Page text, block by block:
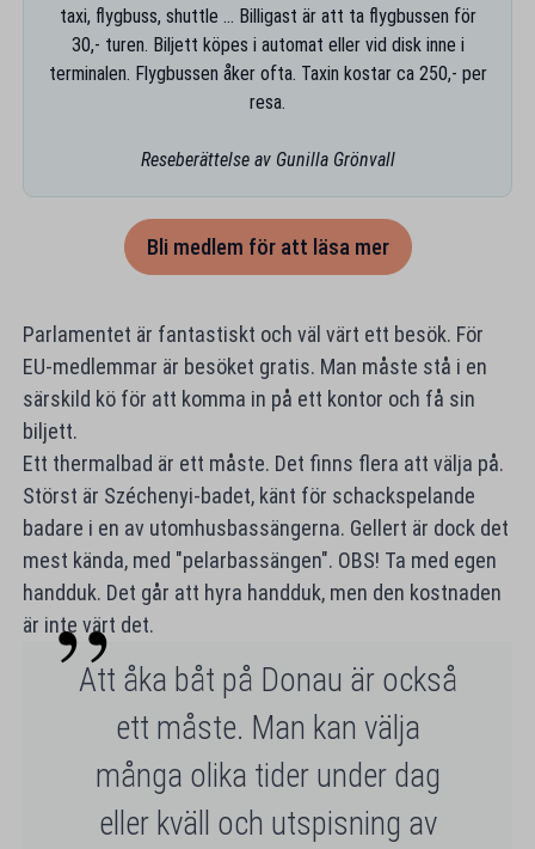
taxi, flygbuss, shuttle ... Billigast är att ta flygbussen för
30,- turen. Biljett köpes i automat eller vid disk inne i
terminalen. Flygbussen åker ofta. Taxin kostar ca 250,- per
resa.
Reseberättelse av Gunilla Grönvall
Bli medlem för att läsa mer
Parlamentet är fantastiskt och väl värt ett besök. För
EU-medlemmar är besöket gratis. Man måste stå i en
särskild kö för att komma in på ett kontor och få sin
biljett.
Ett thermalbad är ett måste. Det finns flera att välja på.
Störst är Széchenyi-badet, känt för schackspelande
badare i en av utomhusbassängerna. Gellert är dock det
mest kända, med "pelarbassängen". OBS! Ta med egen
handduk. Det går att hyra handduk, men den kostnaden
är inte värt det.
Att åka båt på Donau är också
ett måste. Man kan välja
många olika tider under dag
eller kväll och utspisning av